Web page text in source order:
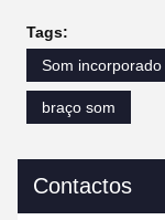
Tags:
Som incorporado
braço som
Contactos